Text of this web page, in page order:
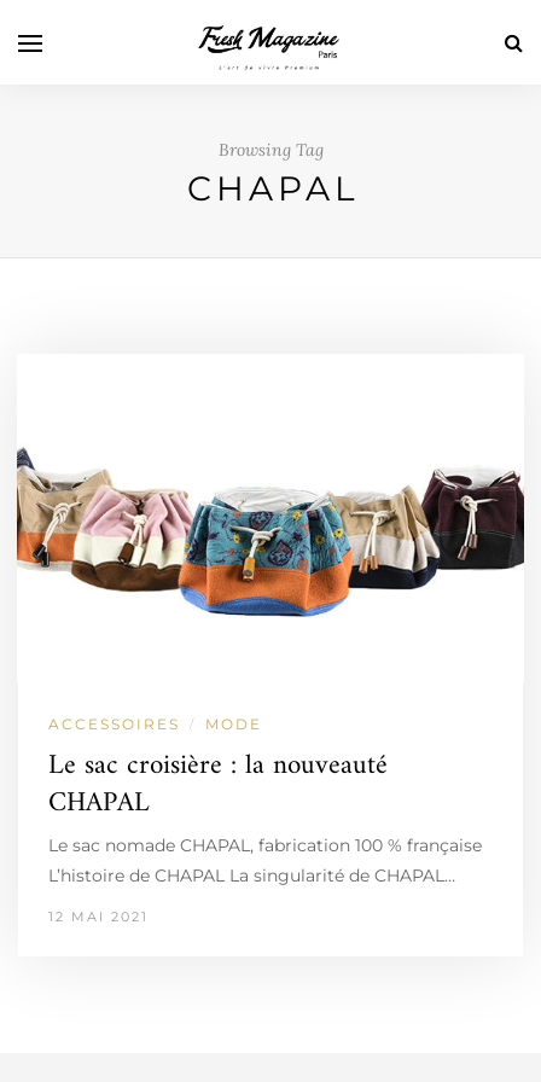
Browsing Tag
CHAPAL
ACCESSOIRES / MODE
Le sac croisière : la nouveauté
CHAPAL
Le sac nomade CHAPAL, fabrication 100 % française
L’histoire de CHAPAL La singularité de CHAPAL…
12 MAI 2021